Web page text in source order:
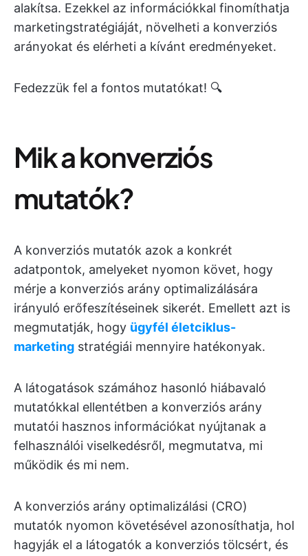
alakítsa. Ezekkel az információkkal finomíthatja
marketingstratégiáját, növelheti a konverziós
arányokat és elérheti a kívánt eredményeket.
Fedezzük fel a fontos mutatókat! 🔍
Mik a konverziós
mutatók?
A konverziós mutatók azok a konkrét
adatpontok, amelyeket nyomon követ, hogy
mérje a konverziós arány optimalizálására
irányuló erőfeszítéseinek sikerét. Emellett azt is
megmutatják, hogy ügyfél életciklus-
marketing stratégiái mennyire hatékonyak.
A látogatások számához hasonló hiábavaló
mutatókkal ellentétben a konverziós arány
mutatói hasznos információkat nyújtanak a
felhasználói viselkedésről, megmutatva, mi
működik és mi nem.
A konverziós arány optimalizálási (CRO)
mutatók nyomon követésével azonosíthatja, hol
hagyják el a látogatók a konverziós tölcsért, és